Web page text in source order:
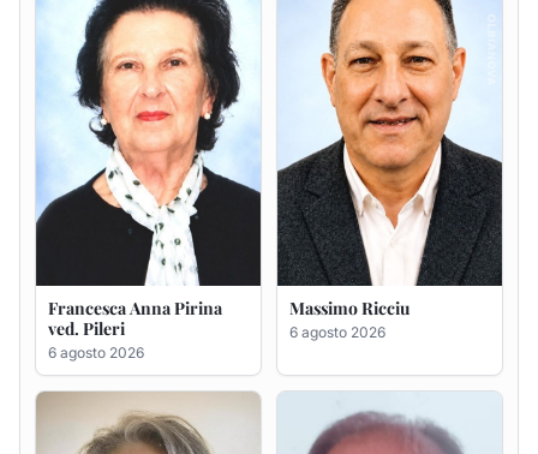
Maria Teresa Floris ved.
6 agosto 2026
Renzo Murrai
5 agosto 2026